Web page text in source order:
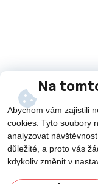
Na
Abychom vám zajistili
cookies. Tyto soubory
analyzovat
důležité, a proto vás
kdykoliv změnit v